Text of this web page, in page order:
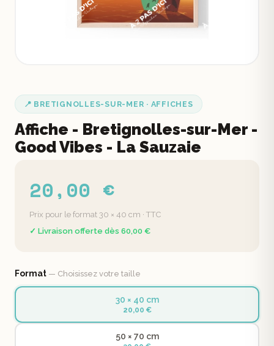
📍 BRETIGNOLLES-SUR-MER · AFFICHES
Affiche - Bretignolles-sur-Mer -
Good Vibes - La Sauzaie
20,00 €
Prix pour le format 30 × 40 cm · TTC
✓ Livraison offerte dès 60,00 €
Format — Choisissez votre taille
30 × 40 cm
20,00 €
50 × 70 cm